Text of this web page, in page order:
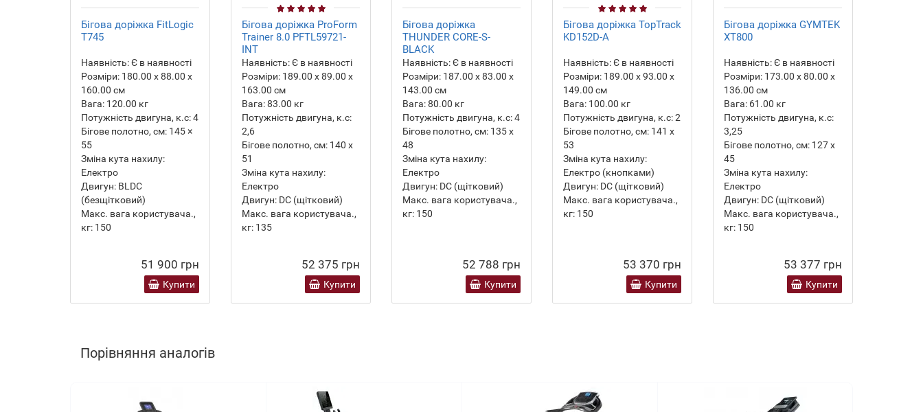
Бігова доріжка FitLogic
T745
Наявність:Є в наявності
Розміри: 180.00 х 88.00 х
160.00 см
Вага: 120.00 кг
Потужність двигуна, к.с:4
Бігове полотно, см: 145 ×
55
Зміна кута нахилу:
Електро
Двигун: BLDC
(безщітковий)
Макс. вага користувача.,
кг: 150
51 900 грн
Купити
Бігова доріжка ProForm
Trainer 8.0 PFTL59721-
INT
Наявність:Є в наявності
Розміри: 189.00 х 89.00 х
163.00 см
Вага:83.00 кг
Потужність двигуна, к.с:
2,6
Бігове полотно, см: 140 х
51
Зміна кута нахилу:
Електро
Двигун: DC (щітковий)
Макс. вага користувача.,
кг: 135
52 375 грн
Купити
Бігова доріжка
THUNDER CORE-S-
BLACK
Наявність:Є в наявності
Розміри: 187.00 х 83.00 х
143.00 см
Вага:80.00 кг
Потужність двигуна, к.с:4
Бігове полотно, см: 135 х
48
Зміна кута нахилу:
Електро
Двигун: DC (щітковий)
Макс. вага користувача.,
кг: 150
52 788 грн
Купити
Бігова доріжка TopTrack
KD152D-A
Наявність:Є в наявності
Розміри: 189.00 х 93.00 х
149.00 см
Вага: 100.00 кг
Потужність двигуна, к.с:2
Бігове полотно, см: 141 х
53
Зміна кута нахилу:
Електро (кнопками)
Двигун: DC (щітковий)
Макс. вага користувача.,
кг: 150
53 370 грн
Купити
Бігова доріжка GYMTEK
XT800
Наявність:Є в наявності
Розміри: 173.00 х 80.00 х
136.00 см
Вага: 61.00 кг
Потужність двигуна, к.с:
3,25
Бігове полотно, см: 127 х
45
Зміна кута нахилу:
Електро
Двигун: DC (щітковий)
Макс. вага користувача.,
кг: 150
53 377 грн
Купити
Порівняння аналогів